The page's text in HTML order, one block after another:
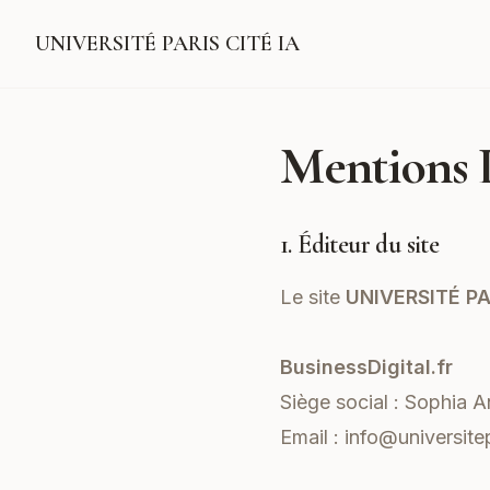
UNIVERSITÉ PARIS CITÉ IA
Mentions
1. Éditeur du site
Le site UNIVERSITÉ
BusinessDigital.fr
Siège social : Sophia
Email :